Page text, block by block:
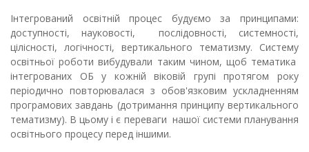
Інтегрований освітній процес будуємо за принципами:
доступності, науковості, послідовності, системності,
цілісності, логічності, вертикального тематизму. Систему
освітньої роботи вибудували таким чином, щоб тематика
інтегрованих ОБ у кожній віковій групі протягом року
періодично повторювалася з обов'язковим ускладненням
програмових завдань (дотримання принципу вертикального
тематизму). В цьому і є переваги нашої системи планування
освітнього процесу перед іншими.